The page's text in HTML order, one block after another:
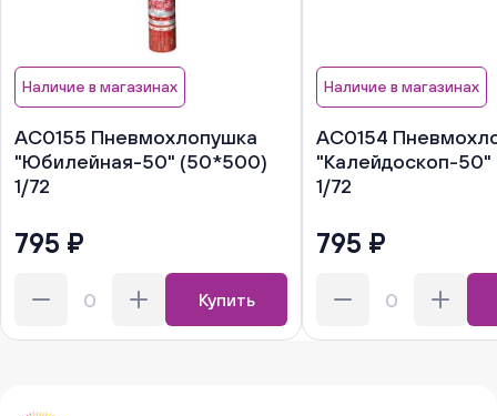
Наличие в магазинах
АС0155 Пневмохлопушка
"Юбилейная-50" (50*500)
1/72
795 ₽
Купить
Наличие в магазинах
АС0154
"Калейдоскоп-
1/72
795 ₽